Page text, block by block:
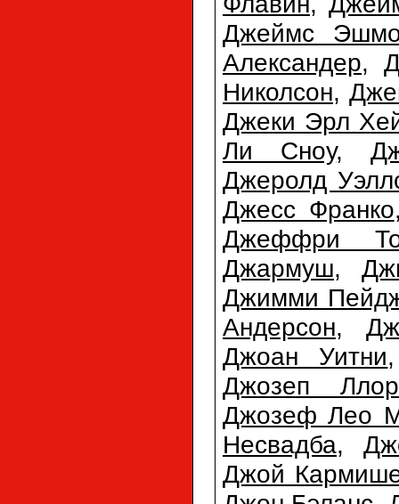
Джеймс
Александер,
Николсон,
Джеки Эрл
Ли Сноу,
Джеролд
Джесс Франко
Джеффри
Джармуш,
Джимми
Андерсон,
Джоан Уитни
Джозеп
Джозеф Лео
Несвадба,
Джой